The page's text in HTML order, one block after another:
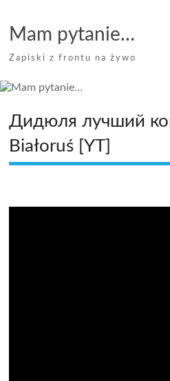
content
Mam pytanie…
Zapiski z frontu na żywo
Дидюля лучший
Białoruś [YT]